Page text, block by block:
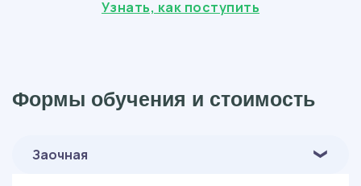
Узнать, как поступить
Формы обучения и стоимость
Заочная